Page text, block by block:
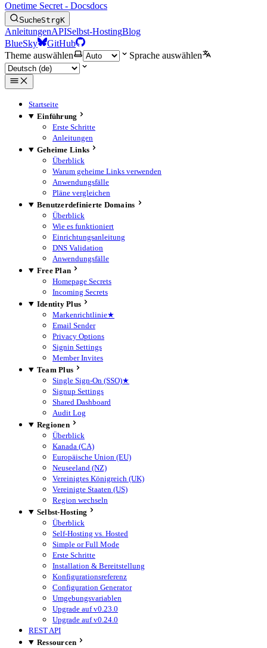
Onetime Secret - Docsdocs
SucheStrgK
AnleitungenAPISelbst-HostingBlog
BlueSky
GitHub
Theme auswählen
Sprache auswählen
Startseite
Einführung
Erste Schritte
Anleitungen
Geheime Links
Überblick
Warum geheime Links verwenden
Anwendungsfälle
Pläne vergleichen
Benutzerdefinierte Domains
Überblick
Wie es funktioniert
Einrichtungsanleitung
DNS Validation
Anwendungsfälle
Free Plan
Homepage Secrets
Incoming Secrets
Identity Plus
Markenrichtlinie★
Email Sender
Privacy Options
Signin Settings
Member Invites
Team Plus
Single Sign-On (SSO)★
Signup Settings
Shared Dashboard
Audit Log
Regionen
Überblick
Kanada (CA)
Europäische Union (EU)
Neuseeland (NZ)
Vereinigtes Königreich (UK)
Vereinigte Staaten (US)
Region wechseln
Selbst-Hosting
Überblick
Self-Hosting vs. Hosted
Simple or Full Mode
Erste Schritte
Installation & Bereitstellung
Konfigurationsreferenz
Configuration Generator
Umgebungsvariablen
Upgrade auf v0.23.0
Upgrade auf v0.24.0
REST API
Ressourcen